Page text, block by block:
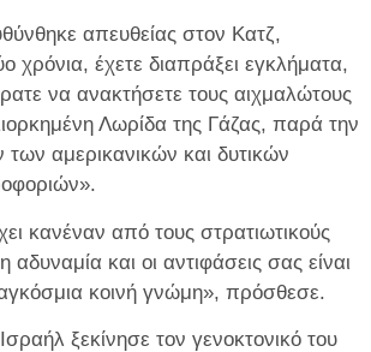
απευθείας στον Κατζ,
χρόνια, έχετε διαπράξει εγκλήματα,
να ανακτήσετε τους αιχμαλώτους
Λωρίδα της Γάζας, παρά την
αμερικανικών και δυτικών
κανέναν από τους στρατιωτικούς
αδυναμία και οι αντιφάσεις σας είναι
κοινή γνώμη», πρόσθεσε.
ξεκίνησε τον γενοκτονικό του